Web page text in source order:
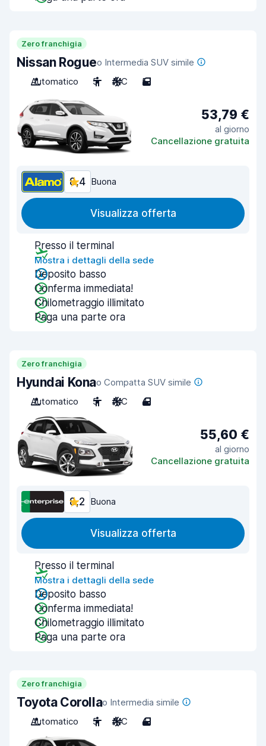
Zero franchigia
Nissan Rogueo Intermedia SUV simile
Automatico
5 A/C 5
53,79 €
al giorno
Cancellazione gratuita
8,4 Buona
Visualizza offerta
Presso il terminal
Mostra i dettagli della sede
Deposito basso
Conferma immediata!
Chilometraggio illimitato
Paga una parte ora
Zero franchigia
Hyundai Konao Compatta SUV simile
Automatico
5 A/C 4
55,60 €
al giorno
Cancellazione gratuita
8,2 Buona
Visualizza offerta
Presso il terminal
Mostra i dettagli della sede
Deposito basso
Conferma immediata!
Chilometraggio illimitato
Paga una parte ora
Zero franchigia
Toyota Corollao Intermedia simile
Automatico
5 A/C 4